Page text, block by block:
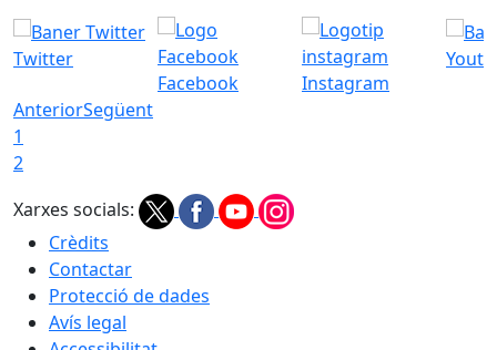
Twitter
Facebook
Instagram
AnteriorSegüent
1
2
Xarxes socials:
Crèdits
Contactar
Protecció de dades
Avís legal